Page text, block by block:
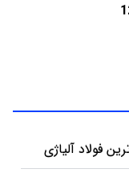
فولاد آلیاژی